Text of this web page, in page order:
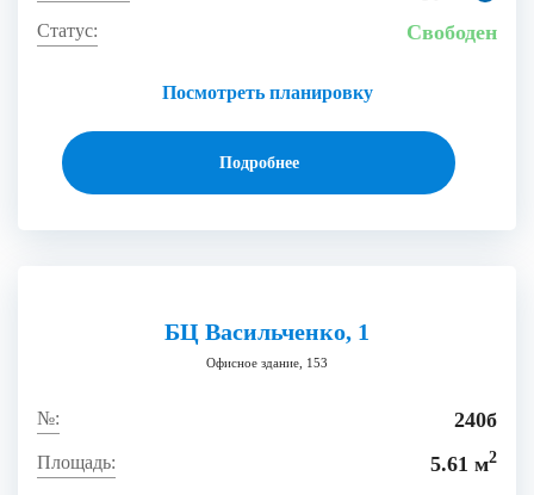
Посмотреть планировку
Свободен
Подробнее
БЦ Васильченко, 1
Офисное здание, 153
240б
5.61 м2